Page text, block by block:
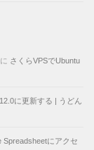
に さくらVPSでUbuntu
に更新する | うどん
Spreadsheetにアクセ